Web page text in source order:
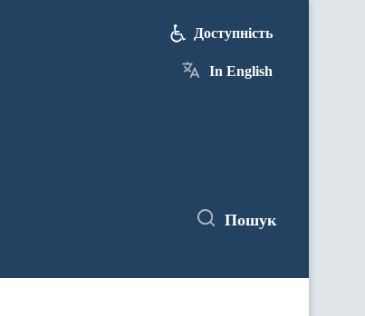
Доступність
In English
Пошук